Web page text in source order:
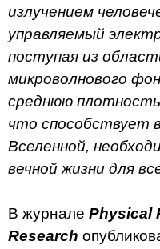
излучением
управляемый
поступая из
микроволнового
среднюю
что способствует
Вселенной,
вечной жизни для
В журнале Physical
Research